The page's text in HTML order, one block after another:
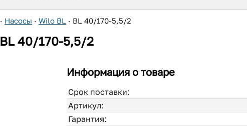
· Насосы · Wilo BL · BL 40/170-5,5/2
BL 40/170-5,5/2
Информация о товаре
Срок поставки:
Артикул:
Гарантия: